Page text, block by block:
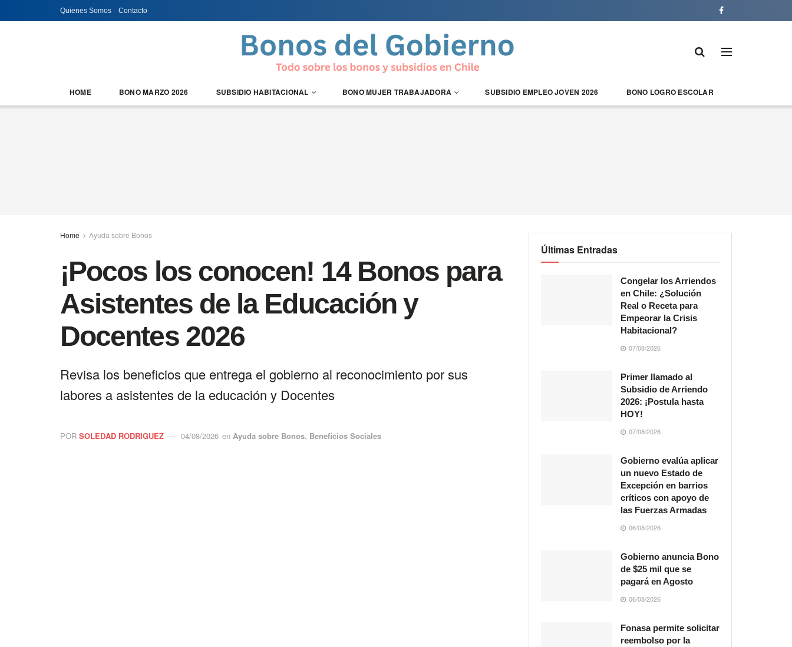
Quienes Somos Contacto
HOME BONO MARZO 2026 SUBSIDIO HABITACIONAL BONO MUJER TRABAJADORA SUBSIDIO EMPLEO JOVEN 2026 BONO LOGRO ESCOLAR
Home Ayuda sobre Bonos
¡Pocos los conocen! 14 Bonos para
Asistentes de la Educación y
Docentes 2026
Revisa los beneficios que entrega el gobierno al reconocimiento por sus
labores a asistentes de la educación y Docentes
POR SOLEDAD RODRIGUEZ 04/08/2026 en Ayuda sobre Bonos, Beneficios Sociales
Últimas Entradas
Congelar los Arriendos
en Chile: ¿Solución
Real o Receta para
Empeorar la Crisis
Habitacional?
07/08/2026
Primer llamado al
Subsidio de Arriendo
2026: ¡Postula hasta
HOY!
07/08/2026
Gobierno evalúa aplicar
un nuevo Estado de
Excepción en barrios
críticos con apoyo de
las Fuerzas Armadas
06/08/2026
Gobierno anuncia Bono
de $25 mil que se
pagará en Agosto
06/08/2026
Fonasa permite solicitar
reembolso por la